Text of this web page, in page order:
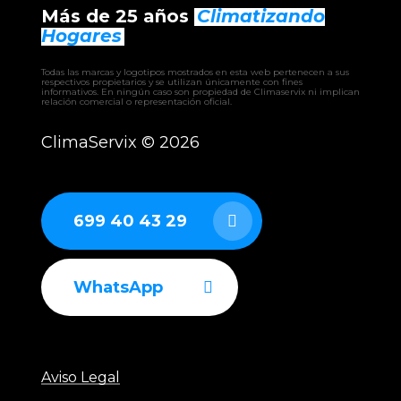
MUP-09-W9
⸻
INDUSTRIALES
Sistemas VRF MundoClima
UTA MundoClima (unidades de tratamiento de
aire)
Fancoils industriales MundoClima
Más de 25 años Climatizando
Hogares
Todas las marcas y logotipos mostrados en esta web pertenecen a sus
respectivos propietarios y se utilizan únicamente con fines
informativos. En ningún caso son propiedad de Climaservix ni implican
relación comercial o representación oficial.
ClimaServix © 2026
699 40 43 29
WhatsApp
Aviso Legal